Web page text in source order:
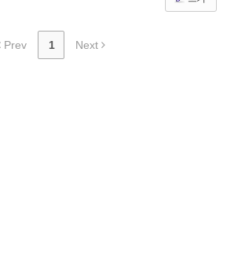
Prev 1 Next